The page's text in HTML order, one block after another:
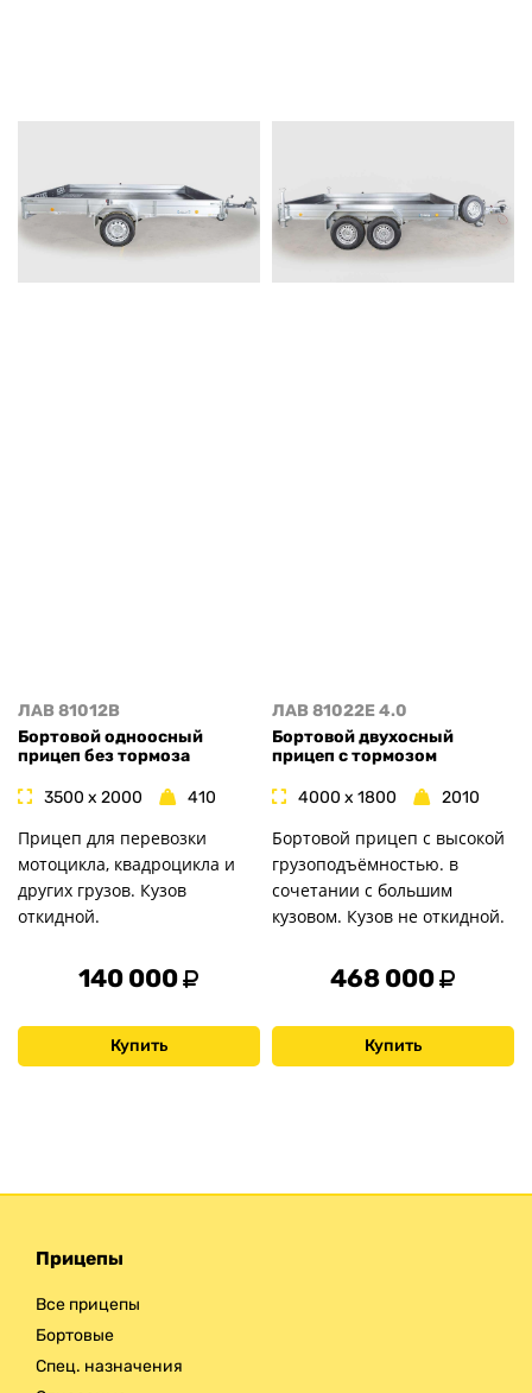
ЛАВ 81012B
Бортовой одноосный
прицеп без тормоза
3500 x 2000 410
Прицеп для перевозки
мотоцикла, квадроцикла и
других грузов. Кузов
откидной.
140 000
Купить
ЛАВ 81022E 4.0
Бортовой двухосный
прицеп с тормозом
4000 x 1800 2010
Бортовой прицеп с высокой
грузоподъёмностью. в
сочетании с большим
кузовом. Кузов не откидной.
468 000
Купить
Прицепы
Все прицепы
Бортовые
Спец. назначения